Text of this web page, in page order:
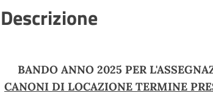
Descrizione
BANDO ANNO 2025 PER
CANONI DI LOCAZIONE TERMINE